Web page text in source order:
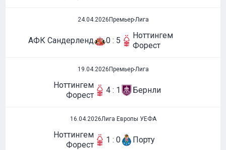
24.04.2026 Премьер-Лига
АФК Сандерленд 0 : 5
Ноттингем
Форест
19.04.2026 Премьер-Лига
Ноттингем
Форест
4 : 1 Бернли
16.04.2026Лига Европы УЕФА
Ноттингем
Форест
1 : 0 Порту